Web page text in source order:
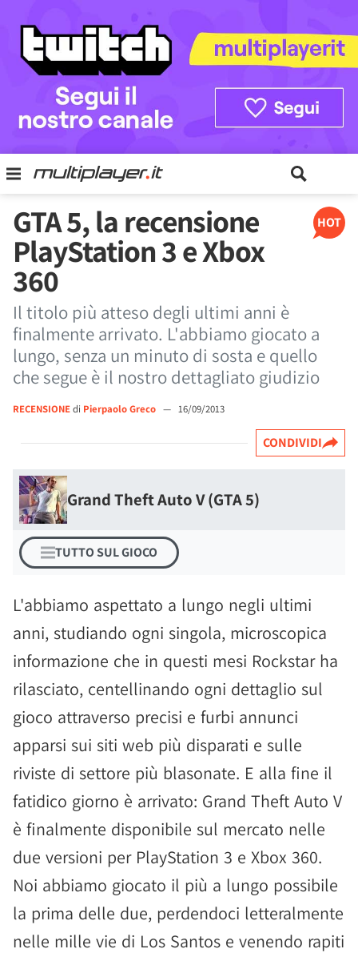
HOT
GTA 5, la recensione
PlayStation 3 e Xbox
360
Il titolo più atteso degli ultimi anni è
finalmente arrivato. L'abbiamo giocato a
lungo, senza un minuto di sosta e quello
che segue è il nostro dettagliato giudizio
RECENSIONEdi Pierpaolo Greco — 16/09/2013
CONDIVIDI
Grand Theft Auto V (GTA 5)
TUTTO SUL GIOCO
L'abbiamo aspettato a lungo negli ultimi
anni, studiando ogni singola, microscopica
informazione che in questi mesi Rockstar ha
rilasciato, centellinando ogni dettaglio sul
gioco attraverso precisi e furbi annunci
apparsi sui siti web più disparati e sulle
riviste di settore più blasonate. E alla fine il
fatidico giorno è arrivato: Grand Theft Auto V
è finalmente disponibile sul mercato nelle
due versioni per PlayStation 3 e Xbox 360.
Noi abbiamo giocato il più a lungo possibile
la prima delle due, perdendoci letteralmente
nelle mille vie di Los Santos e venendo rapiti